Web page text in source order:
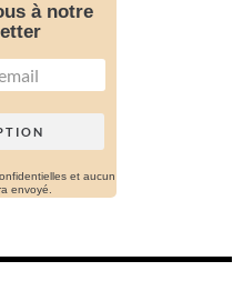
à notre
et aucun
envoyé.